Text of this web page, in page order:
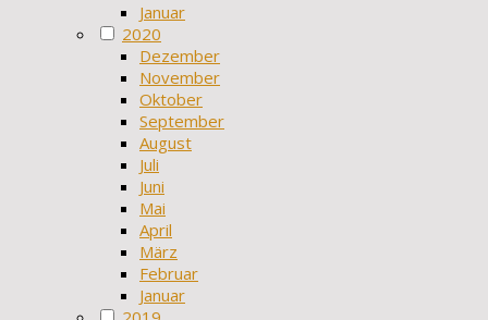
Januar
2020
Dezember
November
Oktober
September
August
Juli
Juni
Mai
April
März
Februar
Januar